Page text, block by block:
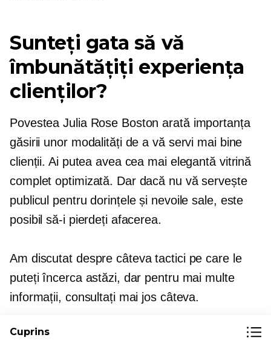
Sunteți gata să vă
îmbunătățiți experiența
clienților?
Povestea Julia Rose Boston arată importanța
găsirii unor modalități de a vă servi mai bine
clienții. Ai putea avea cea mai elegantă vitrină
complet optimizată. Dar dacă nu vă servește
publicul pentru dorințele și nevoile sale, este
posibil să-i pierdeți afacerea.
Am discutat despre câteva tactici pe care le
puteți încerca astăzi, dar pentru mai multe
informații, consultați mai jos câteva.
Cum să creați profiluri de clienți pentru
Cuprins